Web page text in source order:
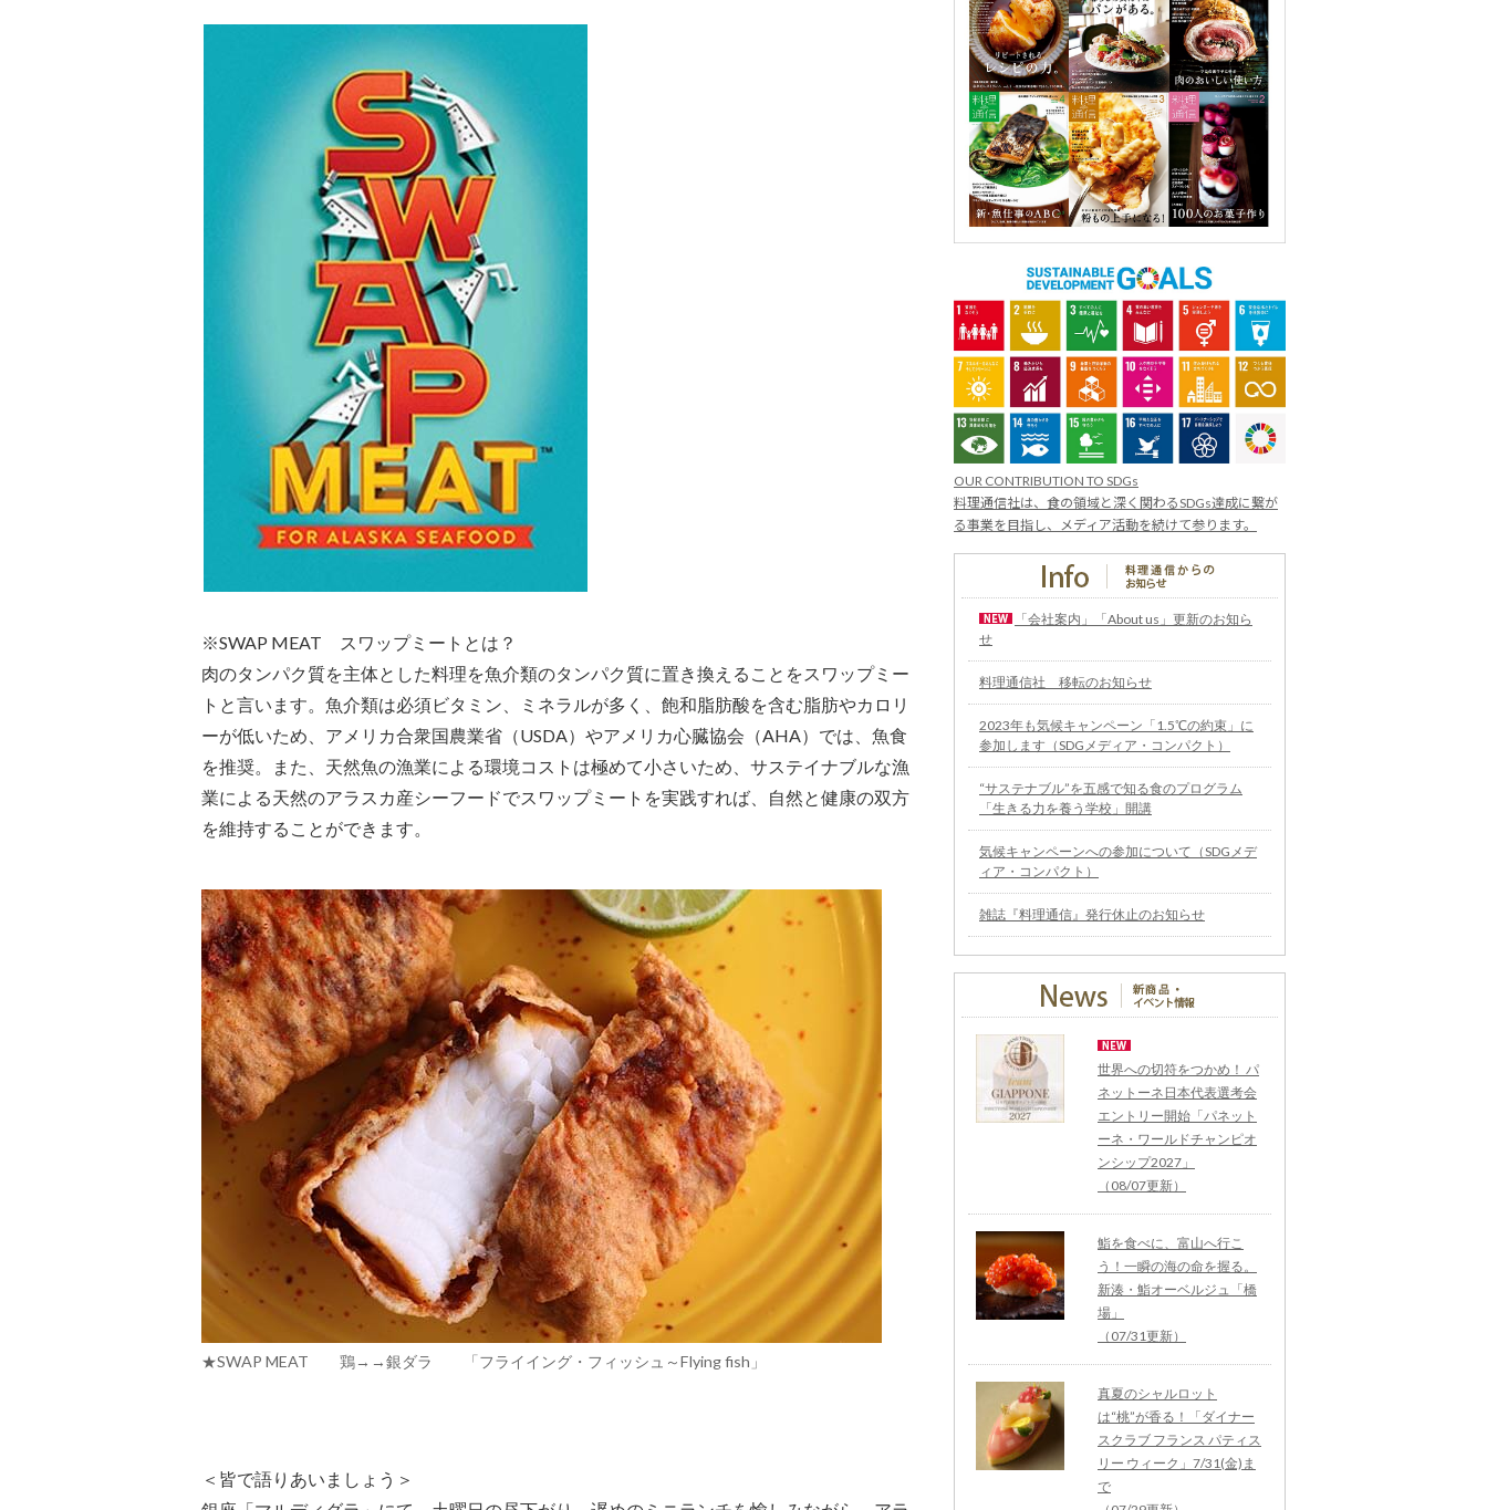
※SWAP MEAT スワップミートとは？
肉のタンパク質を主体とした料理を魚介類のタンパク質に置き換えることをスワップミー
トと言います。魚介類は必須ビタミン、ミネラルが多く、飽和脂肪酸を含む脂肪やカロリ
ーが低いため、アメリカ合衆国農業省（USDA）やアメリカ心臓協会（AHA）では、魚食
を推奨。また、天然魚の漁業による環境コストは極めて小さいため、サステイナブルな漁
業による天然のアラスカ産シーフードでスワップミートを実践すれば、自然と健康の双方
を維持することができます。
★SWAP MEAT 鶏→→銀ダラ 「フライイング・フィッシュ～Flying fish」
＜皆で語りあいましょう＞
OUR CONTRIBUTION TO SDGs
料理通信社は、食の領域と深く関わるSDGs達成に繋が
る事業を目指し、メディア活動を続けて参ります。
「会社案内」「About us」更新のお知ら
せ
料理通信社 移転のお知らせ
2023年も気候キャンペーン「1.5℃の約束」に
参加します（SDGメディア・コンパクト）
“サステナブル”を五感で知る食のプログラム
「生きる力を養う学校」開講
気候キャンペーンへの参加について（SDGメデ
ィア・コンパクト）
雑誌『料理通信』発行休止のお知らせ
世界への切符をつかめ！ パ
ネットーネ日本代表選考会
エントリー開始「パネット
ーネ・ワールドチャンピオ
ンシップ2027」
（08/07更新）
鮨を食べに、富山へ行こ
う！一瞬の海の命を握る。
新湊・鮨オーベルジュ「橋
場」
（07/31更新）
真夏のシャルロット
は“桃”が香る！「ダイナー
スクラブ フランス パティス
リー ウィーク」7/31(金)ま
で